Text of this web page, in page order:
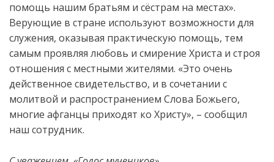
помощь нашим братьям и сёстрам на местах».
Верующие в стране используют возможности для
служения, оказывая практическую помощь, тем
самым проявляя любовь и смирение Христа и строя
отношения с местными жителями. «Это очень
действенное свидетельство, и в сочетании с
молитвой и распространением Слова Божьего,
многие афганцы приходят ко Христу», – сообщил
наш сотрудник.